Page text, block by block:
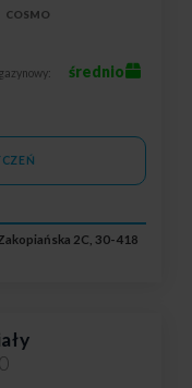
COSMO
średnio
2C, 30-418